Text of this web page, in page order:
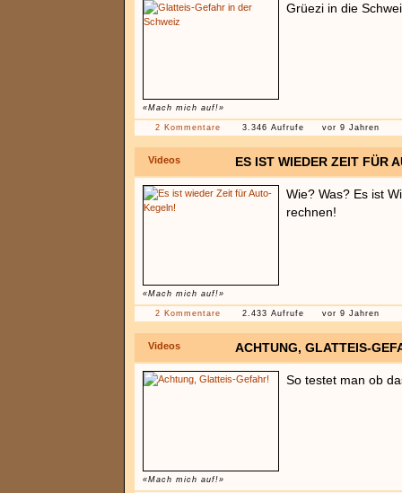
«Mach mich auf!»
Grüezi in die
2 Kommentare 3.346 Aufrufe vor 9 Jahren
Videos ES IST WIEDER ZEIT FÜR
«Mach mich auf!»
Wie? Was? Es ist
rechnen!
2 Kommentare 2.433 Aufrufe vor 9 Jahren
Videos ACHTUNG, GLATTEIS-
«Mach mich auf!»
So testet man ob